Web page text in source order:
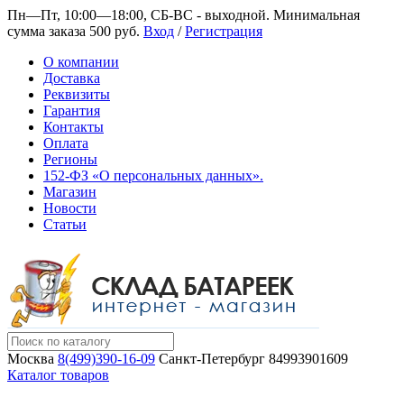
Пн—Пт, 10:00—18:00, СБ-ВС - выходной. Минимальная
сумма заказа 500 руб. Вход /Регистрация
О компании
Доставка
Реквизиты
Гарантия
Контакты
Оплата
Регионы
152-ФЗ «О персональных данных».
Магазин
Новости
Статьи
Москва 8(499)390-16-09 Санкт-Петербург 84993901609
Каталог товаров